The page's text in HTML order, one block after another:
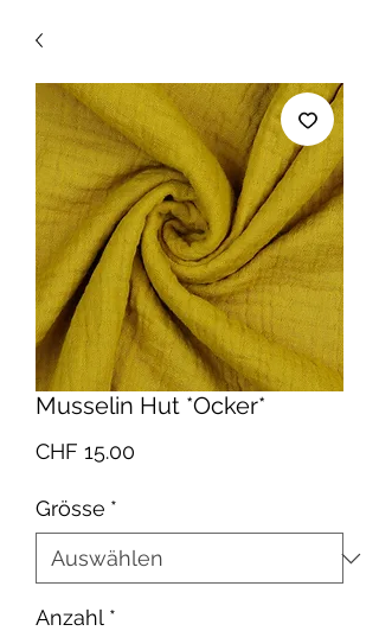
Musselin Hut *Ocker*
CHF 15.00
Grösse *
Anzahl *